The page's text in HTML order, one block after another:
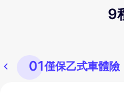
9
01僅保乙式車體險